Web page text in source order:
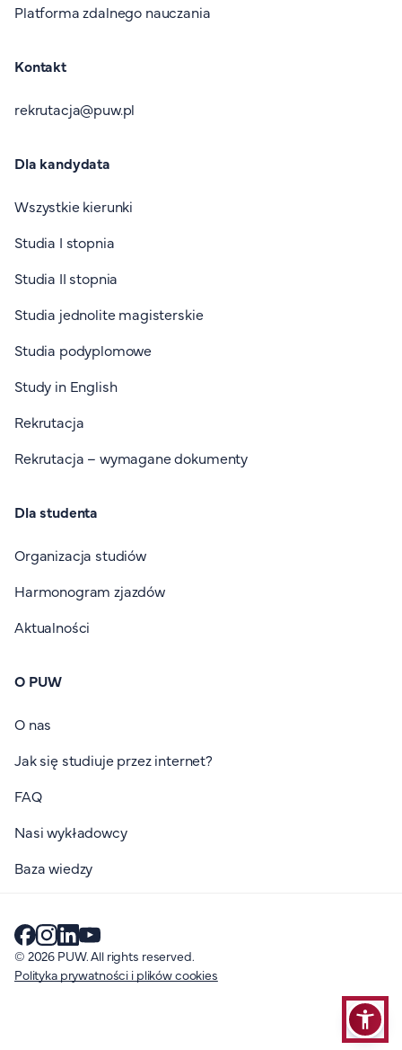
Platforma zdalnego nauczania
Kontakt
rekrutacja@puw.pl
Dla kandydata
Wszystkie kierunki
Studia I stopnia
Studia II stopnia
Studia jednolite magisterskie
Studia podyplomowe
Study in English
Rekrutacja
Rekrutacja – wymagane dokumenty
Dla studenta
Organizacja studiów
Harmonogram zjazdów
Aktualności
O PUW
O nas
Jak się studiuje przez internet?
FAQ
Nasi wykładowcy
Baza wiedzy
© 2026 PUW. All rights reserved.
Polityka prywatności i plików cookies